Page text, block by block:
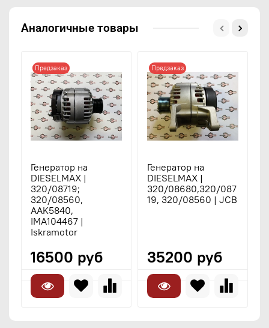
Аналогичные товары
Предзаказ
Генератор на
DIESELMAX |
320/08719;
320/08560,
AAK5840,
IMA104467 |
Iskramotor
16500 руб
Предзаказ
Генератор на
DIESELMAX |
320/08680,320/087
19, 320/08560 | JCB
35200 руб